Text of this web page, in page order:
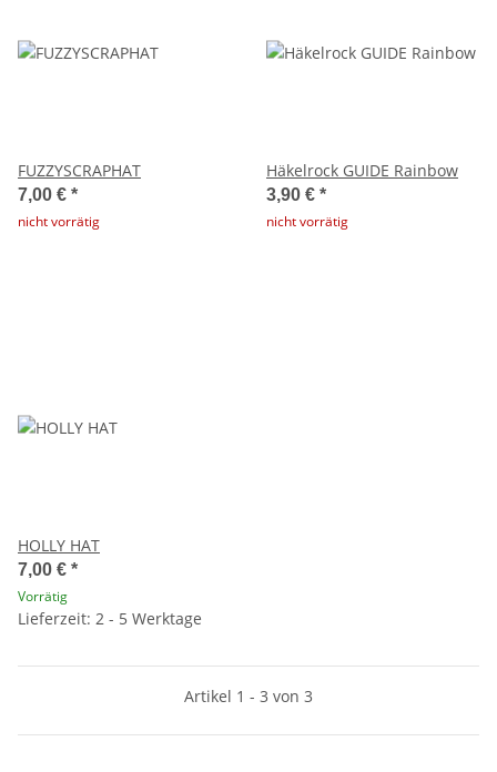
FUZZYSCRAPHAT
7,00 € *
nicht vorrätig
Häkelrock GUIDE Rainbow
3,90 € *
nicht vorrätig
HOLLY HAT
7,00 € *
Vorrätig
Lieferzeit: 2 - 5 Werktage
Artikel 1 - 3 von 3